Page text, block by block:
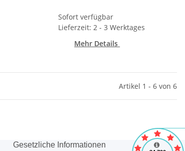
Sofort verfügbar
Lieferzeit: 2 - 3 Werktages
Mehr Details
Artikel 1 - 6 von 6
Gesetzliche Informationen